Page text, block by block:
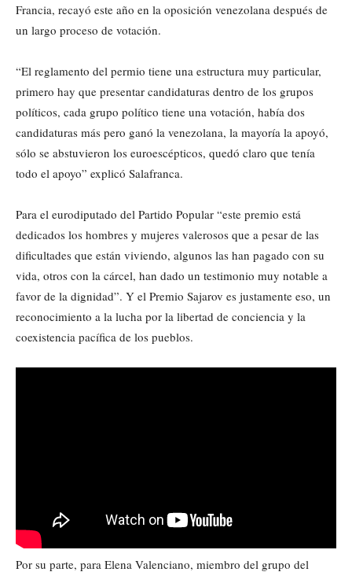
Francia, recayó este año en la oposición venezolana después de
un largo proceso de votación.
“El reglamento del permio tiene una estructura muy particular,
primero hay que presentar candidaturas dentro de los grupos
políticos, cada grupo político tiene una votación, había dos
candidaturas más pero ganó la venezolana, la mayoría la apoyó,
sólo se abstuvieron los euroescépticos, quedó claro que tenía
todo el apoyo” explicó Salafranca.
Para el eurodiputado del Partido Popular “este premio está
dedicados los hombres y mujeres valerosos que a pesar de las
dificultades que están viviendo, algunos las han pagado con su
vida, otros con la cárcel, han dado un testimonio muy notable a
favor de la dignidad”. Y el Premio Sajarov es justamente eso, un
reconocimiento a la lucha por la libertad de conciencia y la
coexistencia pacífica de los pueblos.
Por su parte, para Elena Valenciano, miembro del grupo del